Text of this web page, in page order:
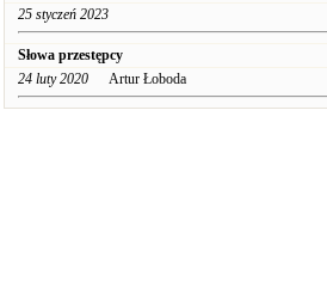
25 styczeń 2023
Słowa przestępcy
24 luty 2020 Artur Łoboda